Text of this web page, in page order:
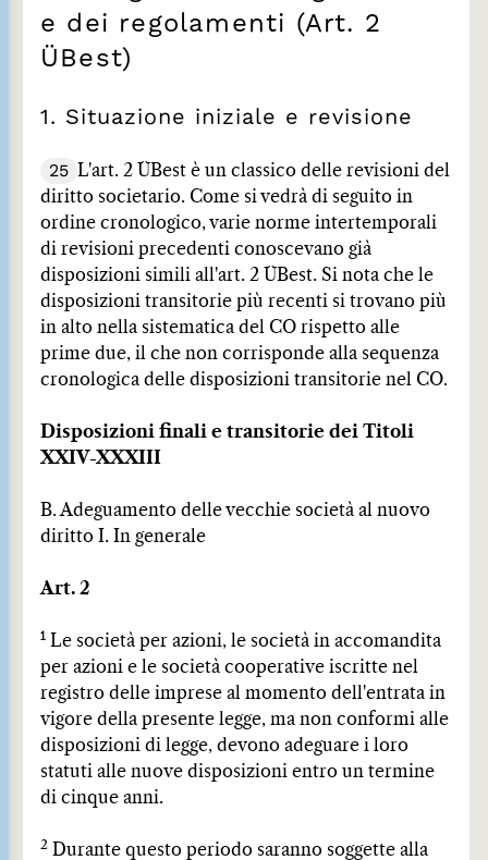
e dei regolamenti (Art. 2
ÜBest)
1. Situazione iniziale e revisione
25
L'art. 2 ÜBest è un classico delle revisioni del
diritto societario. Come si vedrà di seguito in
ordine cronologico, varie norme intertemporali
di revisioni precedenti conoscevano già
disposizioni simili all'art. 2 ÜBest. Si nota che le
disposizioni transitorie più recenti si trovano più
in alto nella sistematica del CO rispetto alle
prime due, il che non corrisponde alla sequenza
cronologica delle disposizioni transitorie nel CO.
Disposizioni finali e transitorie dei Titoli
XXIV-XXXIII
B. Adeguamento delle vecchie società al nuovo
diritto I. In generale
Art. 2
1
Le società per azioni, le società in accomandita
per azioni e le società cooperative iscritte nel
registro delle imprese al momento dell'entrata in
vigore della presente legge, ma non conformi alle
disposizioni di legge, devono adeguare i loro
statuti alle nuove disposizioni entro un termine
di cinque anni.
2 Durante questo periodo saranno soggette alla